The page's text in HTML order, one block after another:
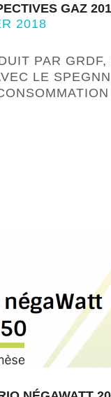
GAZ
2018
PAR
LE